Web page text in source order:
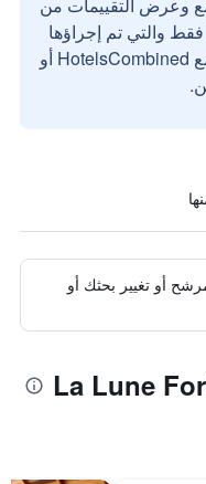
والتي تم إجراؤها
بواسطة مستخدمين حقيقيين مع HotelsCombined أو
أو تغيير بحثك أو